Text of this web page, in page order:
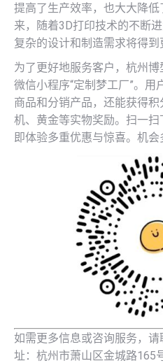
提高了生产效率，也大大降
来，随着3D打印技术的不断
复杂的设计和制造需求将得到
为了更好地服务客户，杭州
微信小程序“定制梦工厂”。
商品和分销产品，还能获得
机、黄金等实物奖励。扫一
即体验多重优惠与惊喜。机会
如需更多信息或咨询服务，
址：杭州市萧山区金城路165